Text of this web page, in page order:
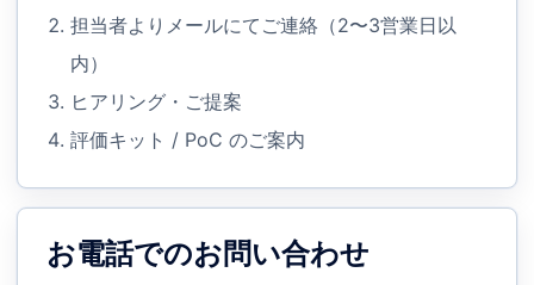
担当者よりメールにてご連絡（2〜3営業日以
内）
ヒアリング・ご提案
評価キット / PoC のご案内
お電話でのお問い合わせ